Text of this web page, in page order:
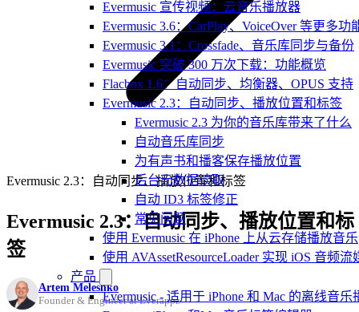
Evermusic 宣传视频：云音乐播放器
Evermusic 3.6：CarPlay、VoiceOver 等更多功
Evermusic 3.1：Crossfade、音乐库同步与备份
Evermusic 突破 300 万次下载：功能概览
Flacbox 1.6：自动同步、均衡器、OPUS 支持
Evermusic 2.3：自动同步、播放位置和标签
Evermusic 2.3 为你的音乐库带来了什么
自动音乐库同步
为有声书和播客保存播放位置
后台元数据读取
自动 ID3 标签修正
常见问题
使用 Evermusic 在 iPhone 上从云存储播放音乐
使用 AVAssetResourceLoader 实现 iOS 音频流
产品
Evermusic - 适用于 iPhone 和 Mac 的离线音乐
Evermusic 2.3：自动同步、播放位置和标签
Evermusic 2.3：自动同步、播放位置和标
签
Artem Meleshko
Founder & Engineer at Everappz